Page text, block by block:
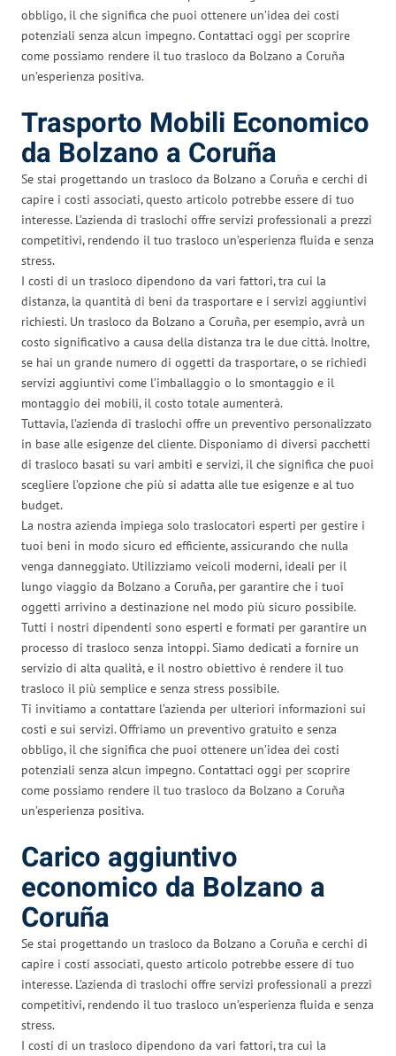
obbligo, il che significa che puoi ottenere un’idea dei costi
potenziali senza alcun impegno. Contattaci oggi per scoprire
come possiamo rendere il tuo trasloco da Bolzano a Coruña
un’esperienza positiva.
Trasporto Mobili Economico
da Bolzano a Coruña
Se stai progettando un trasloco da Bolzano a Coruña e cerchi di
capire i costi associati, questo articolo potrebbe essere di tuo
interesse. L’azienda di traslochi offre servizi professionali a prezzi
competitivi, rendendo il tuo trasloco un’esperienza fluida e senza
stress.
I costi di un trasloco dipendono da vari fattori, tra cui la
distanza, la quantità di beni da trasportare e i servizi aggiuntivi
richiesti. Un trasloco da Bolzano a Coruña, per esempio, avrà un
costo significativo a causa della distanza tra le due città. Inoltre,
se hai un grande numero di oggetti da trasportare, o se richiedi
servizi aggiuntivi come l’imballaggio o lo smontaggio e il
montaggio dei mobili, il costo totale aumenterà.
Tuttavia, l’azienda di traslochi offre un preventivo personalizzato
in base alle esigenze del cliente. Disponiamo di diversi pacchetti
di trasloco basati su vari ambiti e servizi, il che significa che puoi
scegliere l’opzione che più si adatta alle tue esigenze e al tuo
budget.
La nostra azienda impiega solo traslocatori esperti per gestire i
tuoi beni in modo sicuro ed efficiente, assicurando che nulla
venga danneggiato. Utilizziamo veicoli moderni, ideali per il
lungo viaggio da Bolzano a Coruña, per garantire che i tuoi
oggetti arrivino a destinazione nel modo più sicuro possibile.
Tutti i nostri dipendenti sono esperti e formati per garantire un
processo di trasloco senza intoppi. Siamo dedicati a fornire un
servizio di alta qualità, e il nostro obiettivo è rendere il tuo
trasloco il più semplice e senza stress possibile.
Ti invitiamo a contattare l’azienda per ulteriori informazioni sui
costi e sui servizi. Offriamo un preventivo gratuito e senza
obbligo, il che significa che puoi ottenere un’idea dei costi
potenziali senza alcun impegno. Contattaci oggi per scoprire
come possiamo rendere il tuo trasloco da Bolzano a Coruña
un’esperienza positiva.
Carico aggiuntivo
economico da Bolzano a
Coruña
Se stai progettando un trasloco da Bolzano a Coruña e cerchi di
capire i costi associati, questo articolo potrebbe essere di tuo
interesse. L’azienda di traslochi offre servizi professionali a prezzi
competitivi, rendendo il tuo trasloco un’esperienza fluida e senza
stress.
I costi di un trasloco dipendono da vari fattori, tra cui la